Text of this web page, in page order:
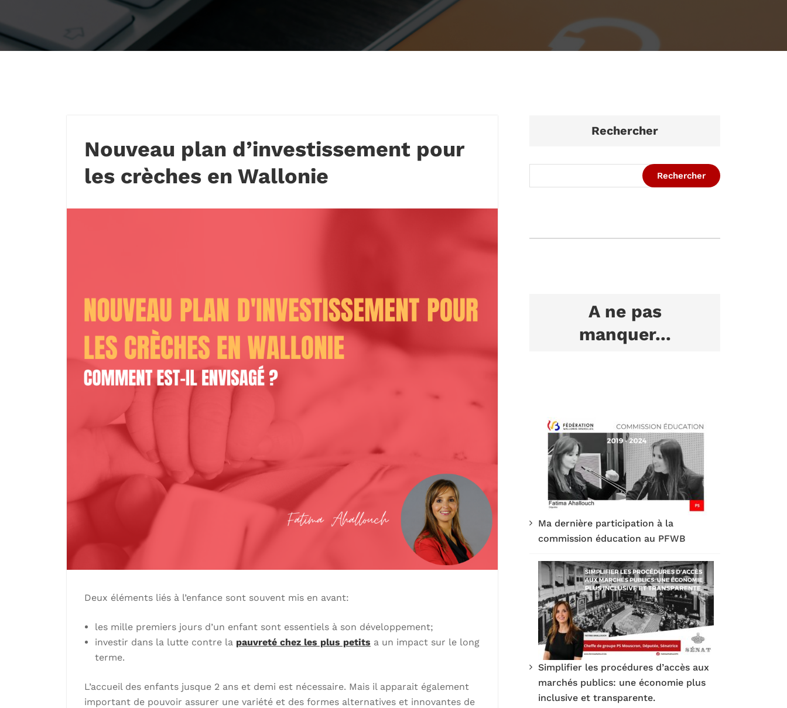
Nouveau plan d’investissement pour
les crèches en Wallonie
Deux éléments liés à l’enfance sont souvent mis en avant:
les mille premiers jours d’un enfant sont essentiels à son développement;
investir dans la lutte contre la pauvreté chez les plus petits a un impact sur le long
terme.
L’accueil des enfants jusque 2 ans et demi est nécessaire. Mais il apparait également
important de pouvoir assurer une variété et des formes alternatives et innovantes de
Rechercher
Rechercher
A ne pas
manquer...
Ma dernière participation à la
commission éducation au PFWB
Simplifier les procédures d’accès aux
marchés publics: une économie plus
inclusive et transparente.